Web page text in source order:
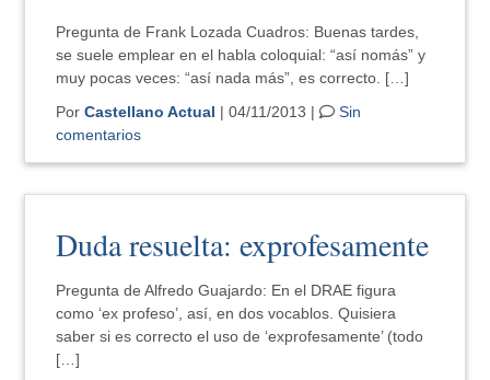
Pregunta de Frank Lozada Cuadros: Buenas tardes,
se suele emplear en el habla coloquial: “así nomás” y
muy pocas veces: “así nada más”, es correcto. […]
PorCastellano Actual | 04/11/2013 |
Sin
comentarios
Duda resuelta: exprofesamente
Pregunta de Alfredo Guajardo: En el DRAE figura
como ‘ex profeso’, así, en dos vocablos. Quisiera
saber si es correcto el uso de ‘exprofesamente’ (todo
[…]